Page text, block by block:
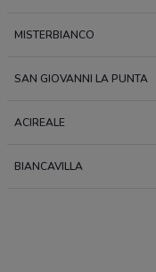
MISTERBIANCO
SAN GIOVANNI LA PUNTA
ACIREALE
BIANCAVILLA